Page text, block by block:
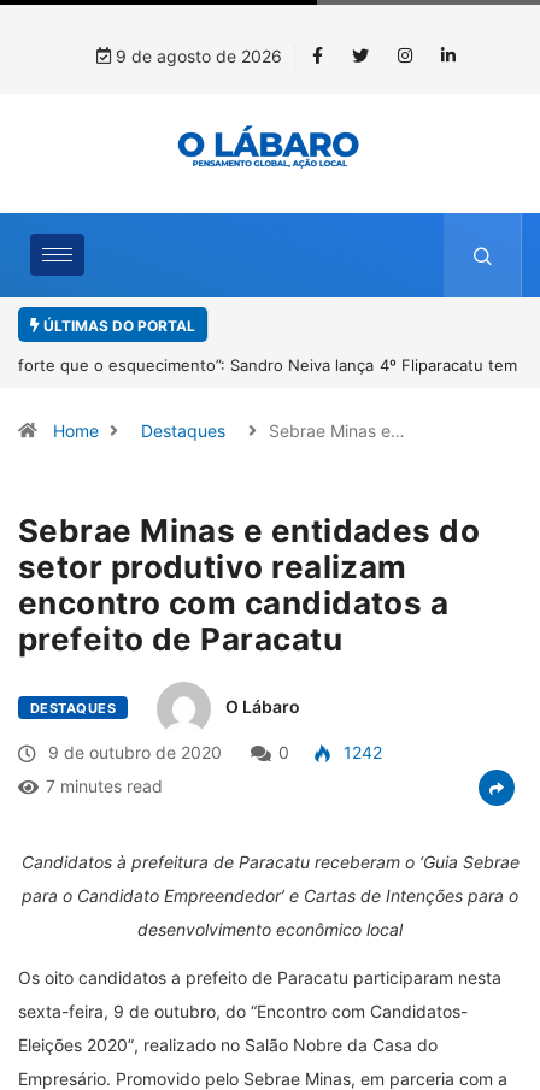
9 de agosto de 2026
ÚLTIMAS DO PORTAL
4º Fliparacatu tem inscrições abertas para o Prêmio de Redação e
Home Destaques Sebrae Minas e…
Sebrae Minas e entidades do
setor produtivo realizam
encontro com candidatos a
prefeito de Paracatu
DESTAQUES O Lábaro
9 de outubro de 2020 0
1242
7 minutes read
Candidatos à prefeitura de Paracatu receberam o ‘Guia Sebrae
para o Candidato Empreendedor’ e Cartas de Intenções para o
desenvolvimento econômico local
Os oito candidatos a prefeito de Paracatu participaram nesta
sexta-feira, 9 de outubro, do “Encontro com Candidatos-
Eleições 2020”, realizado no Salão Nobre da Casa do
Empresário. Promovido pelo Sebrae Minas, em parceria com a